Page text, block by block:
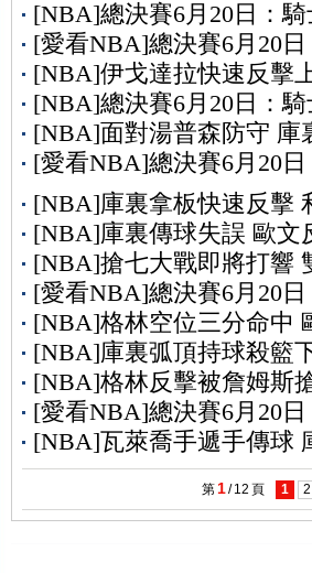
[NBA]總決賽6月20日：
[愛看NBA]總決賽6月20
[NBA]伊戈達拉快速反擊
[NBA]總決賽6月20日：
[NBA]面對湯普森防守 庫
[愛看NBA]總決賽6月20
[NBA]庫裏拿板快速反擊
[NBA]庫裏傳球失誤 歐文
[NBA]搶七大戰即將打響
[愛看NBA]總決賽6月20
[NBA]格林空位三分命中
[NBA]庫裏弧頂持球殺籃
[NBA]格林反擊被詹姆斯
[愛看NBA]總決賽6月20
[NBA]瓦萊喬手遞手傳球
第 1/ 12 頁 1 2